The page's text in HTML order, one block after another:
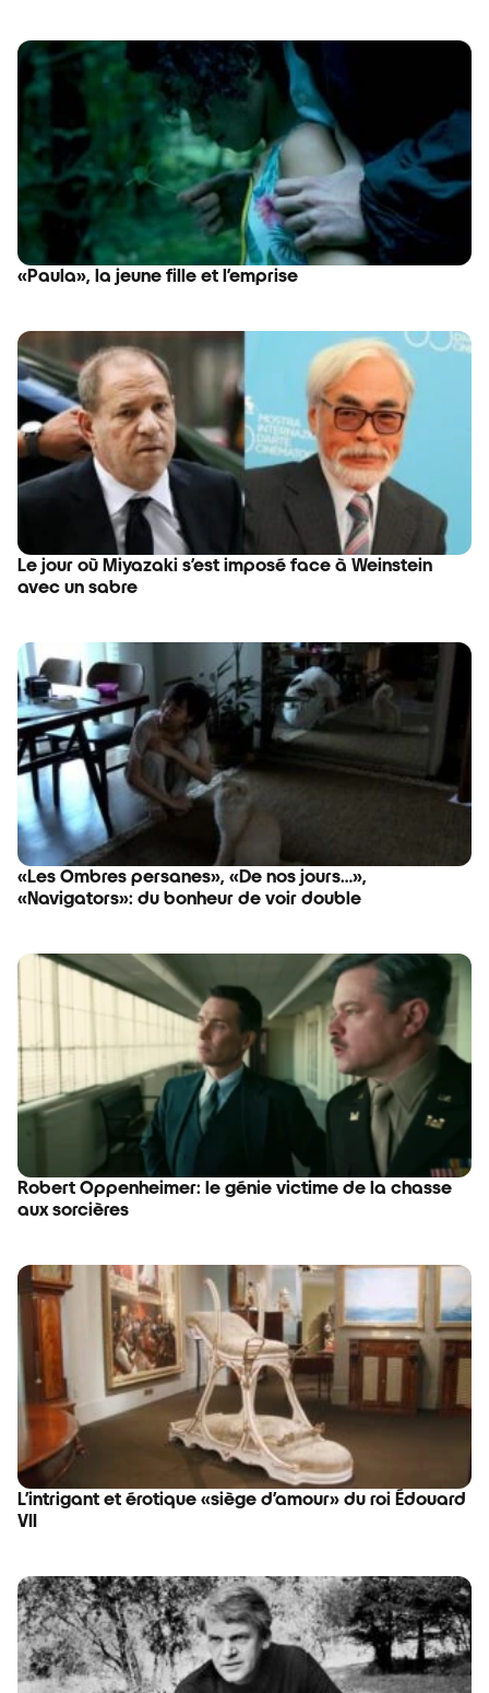
«Paula», la jeune fille et l’emprise
Le jour où Miyazaki s’est imposé face à Weinstein
avec un sabre
«Les Ombres persanes», «De nos jours…»,
«Navigators»: du bonheur de voir double
Robert Oppenheimer: le génie victime de la chasse
aux sorcières
L’intrigant et érotique «siège d’amour» du roi Édouard
VII